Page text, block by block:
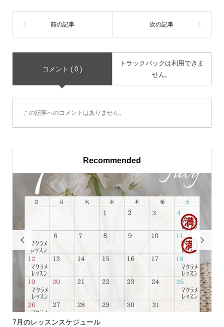
コメント ( 0 )
トラックバックは利用できま
せん。
この記事へのコメントはありません。
Recommended

7月のレッスンスケジュール
